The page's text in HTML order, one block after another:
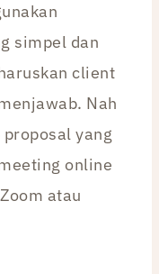
simpel dan
client
Nah
yang
online
atau